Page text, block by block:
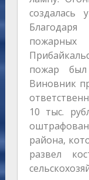
создалась
пожар был
Виновник
10 тыс.
района,
развел